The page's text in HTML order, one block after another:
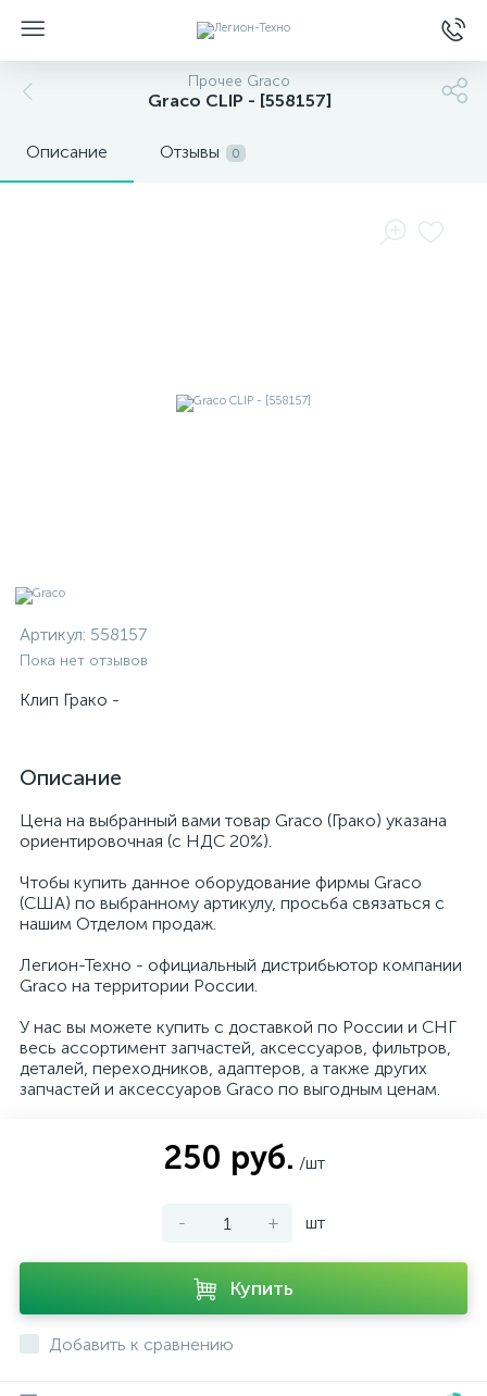
Прочее Graco
Graco CLIP - [558157]
Описание Отзывы 0
Артикул: 558157
Пока нет отзывов
Клип Грако -
Описание
Цена на выбранный вами товар Graco (Грако) указана
ориентировочная (с НДС 20%).
Чтобы купить данное оборудование фирмы Graco
(США) по выбранному артикулу, просьба связаться с
нашим Отделом продаж.
Легион-Техно - официальный дистрибьютор компании
Graco на территории России.
У нас вы можете купить с доставкой по России и СНГ
весь ассортимент запчастей, аксессуаров, фильтров,
деталей, переходников, адаптеров, а также других
запчастей и аксессуаров Graco по выгодным ценам.
250 руб. /шт
- + шт
Купить
Добавить к сравнению